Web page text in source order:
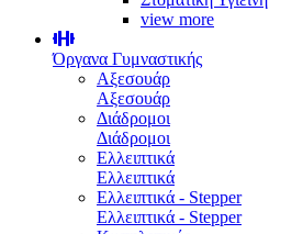
view more
Όργανα Γυμναστικής
Αξεσουάρ
Αξεσουάρ
Διάδρομοι
Διάδρομοι
Ελλειπτικά
Ελλειπτικά
Ελλειπτικά - Stepper
Ελλειπτικά - Stepper